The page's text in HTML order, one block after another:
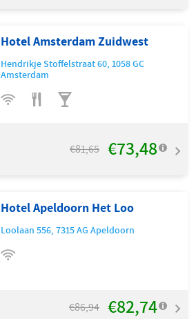
Hotel Apeldoorn Het Loo
Loolaan 556,7315 AG Apeldoorn
€86,94 €82,74
Hotel Amsterdam Zuidwest
Hendrikje Stoffelstraat 60,1058 GC
Amsterdam
€81,65 €73,48